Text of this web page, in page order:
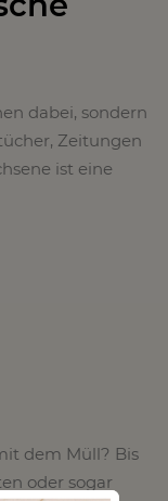
dabei, sondern
Zeitungen
ist eine
dem Müll? Bis
oder sogar